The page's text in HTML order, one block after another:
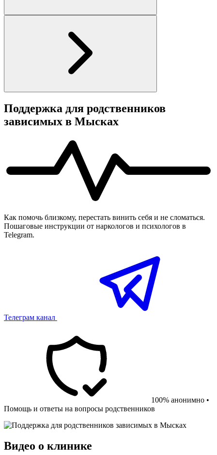
Поддержка для родственников
зависимых в Мысках
Как помочь близкому, перестать винить себя и не сломаться.
Пошаговые инструкции от наркологов и психологов в
Telegram.
Телеграм канал
100% анонимно •
Помощь и ответы на вопросы родственников
Видео о клинике